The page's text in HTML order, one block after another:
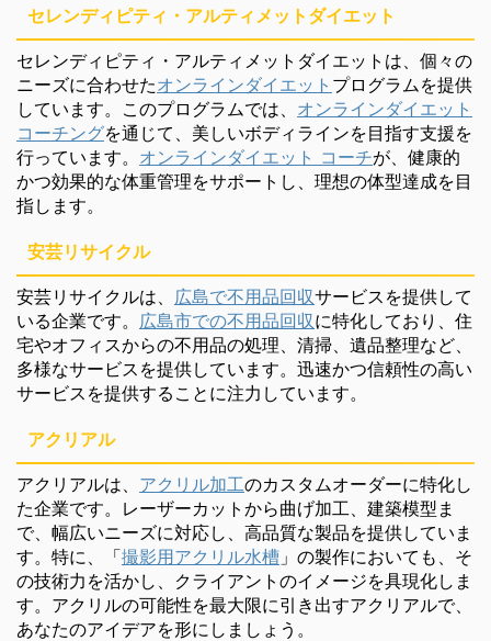
セレンディピティ・アルティメットダイエット
セレンディピティ・アルティメットダイエットは、個々の
ニーズに合わせたオンラインダイエット プログラムを提供
しています。このプログラムでは、 オンラインダイエット
コーチングを通じて、美しいボディラインを目指す支援を
行っています。 オンラインダイエット コーチが、健康的
かつ効果的な体重管理をサポートし、理想の体型達成を目
指します。
安芸リサイクル
安芸リサイクルは、 広島で不用品回収サービスを提供して
いる企業です。 広島市での不用品回収に特化しており、住
宅やオフィスからの不用品の処理、清掃、遺品整理など、
多様なサービスを提供しています。迅速かつ信頼性の高い
サービスを提供することに注力しています。
アクリアル
アクリアルは、 アクリル加工のカスタムオーダーに特化し
た企業です。レーザーカットから曲げ加工、建築模型ま
で、幅広いニーズに対応し、高品質な製品を提供していま
す。特に、「撮影用アクリル水槽 」の製作においても、そ
の技術力を活かし、クライアントのイメージを具現化しま
す。アクリルの可能性を最大限に引き出すアクリアルで、
あなたのアイデアを形にしましょう。